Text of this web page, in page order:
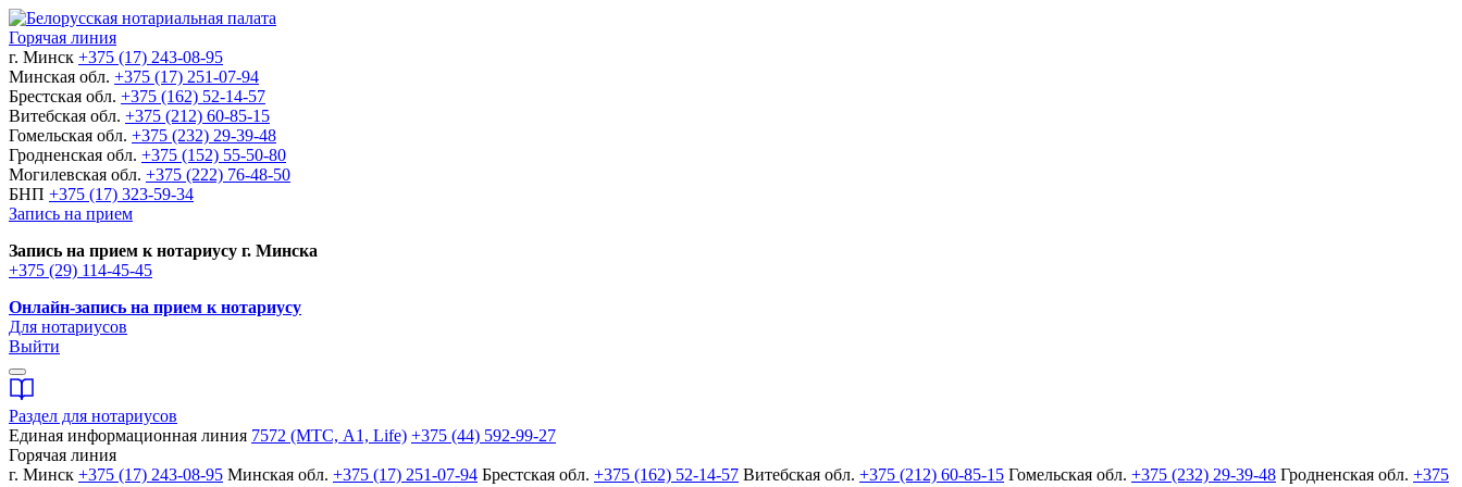
Горячая линия
г. Минск +375 (17) 243-08-95
Минская обл. +375 (17) 251-07-94
Брестская обл. +375 (162) 52-14-57
Витебская обл. +375 (212) 60-85-15
Гомельская обл. +375 (232) 29-39-48
Гродненская обл. +375 (152) 55-50-80
Могилевская обл. +375 (222) 76-48-50
БНП +375 (17) 323-59-34
Запись на прием
Запись на прием к нотариусу г. Минска
+375 (29) 114-45-45
Онлайн-запись на прием к нотариусу
Для нотариусов
Выйти
Раздел для нотариусов
Единая информационная линия 7572 (МТС, A1, Life) +375 (44) 592-99-27
Горячая линия
г. Минск +375 (17) 243-08-95 Минская обл. +375 (17) 251-07-94 Брестская обл. +375 (162) 52-14-57 Витебская обл. +375 (212) 60-85-15 Гомельская обл. +375 (232) 29-39-48 Гродненская обл. +375